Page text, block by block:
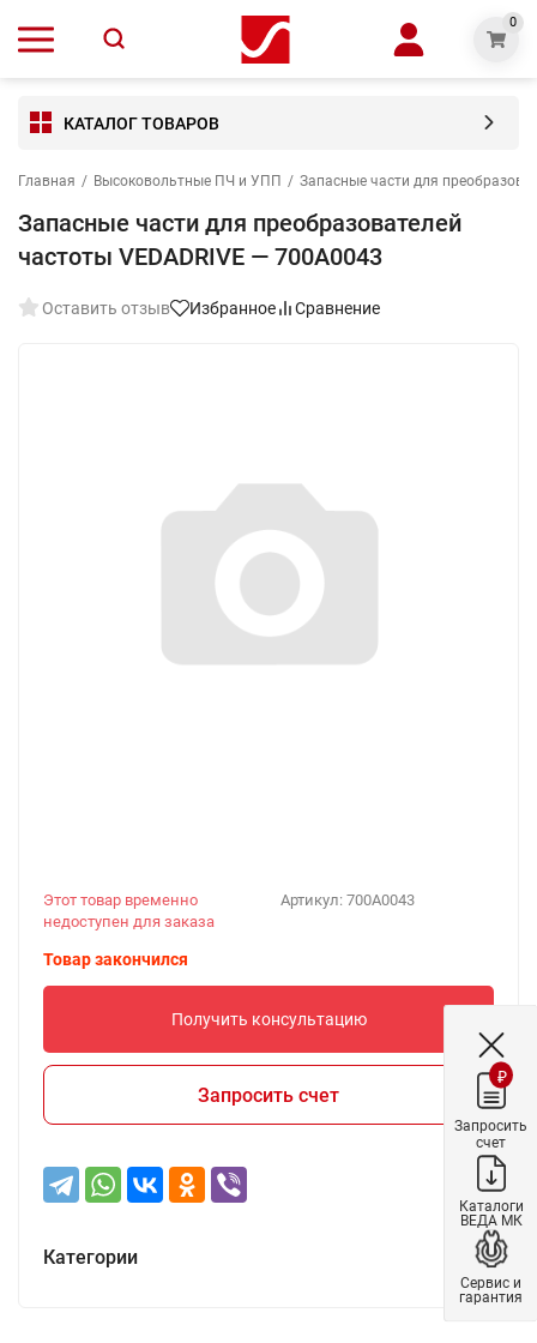
0
КАТАЛОГ ТОВАРОВ
Главная / Высоковольтные ПЧ и УПП / Запасные части для
Запасные части для преобразователей
частоты VEDADRIVE — 700A0043
Оставить отзыв Избранное Сравнение
Артикул: 700A0043
Этот товар временно
недоступен для заказа
Товар закончился
Получить консультацию
Запросить счет
Категории
₽
Запросить
счет
Каталоги
ВЕДА МК
Сервис и
гарантия